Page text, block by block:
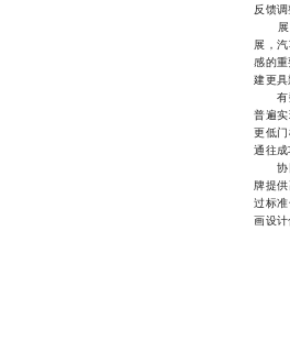
反馈
展望
展，
感的重
建更具
有数
普遍
更低
通往成
协同
牌提
过标
画设计